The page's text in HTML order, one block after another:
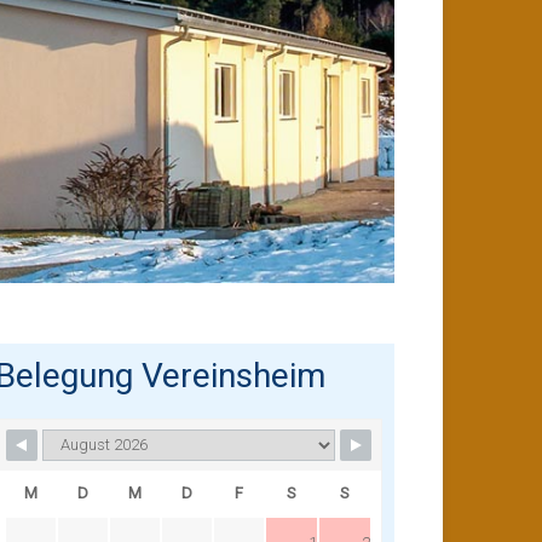
Vereinsheim
M D M D F S S